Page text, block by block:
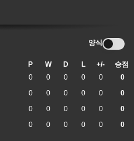
양식
P W D L +/- 승점
0 0 0 0 0 0
0 0 0 0 0 0
0 0 0 0 0 0
0 0 0 0 0 0